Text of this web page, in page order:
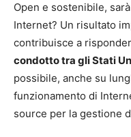
Open e sostenibile,
Internet? Un risultato
contribuisce a
condotto tra gli Stati
possibile, anche su
funzionamento di
source per la gestione